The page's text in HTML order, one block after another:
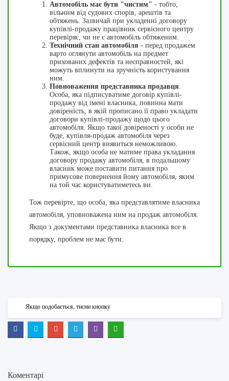
Автомобіль має бути "чистим" - тобто,
вільним від судових спорів, арештів та
обтяжень. Зазвичай при укладенні договору
купівлі-продажу працівник сервісного центру
перевіряє, чи не є автомобіль обтяженим.
Технічний стан автомобіля - перед продажем
варто оглянути автомобіль на предмет
прихованих дефектів та несправностей, які
можуть вплинути на зручність користування
ним.
Повноваження представника продавця.
Особа, яка підписуватиме договір купівлі-
продажу від імені власника, повинна мати
довіреність, в якій прописано її право укладати
договори купівлі-продажу щодо цього
автомобіля. Якщо такої довіреності у особи не
буде, купівля-продаж автомобіля через
сервісний центр виявиться неможливою.
Також, якщо особа не матиме права укладання
договору продажу автомобіля, в подальшому
власник може поставити питання про
примусове повернення йому автомобіля, яким
на той час користуватиметесь ви.
Тож перевірте, що особа, яка представлятиме власника
автомобіля, уповноважена ним на продаж автомобіля.
Якщо з документами представника власника все в
порядку, проблем не має бути.
Якщо подобається, тисни кнопку
Коментарі